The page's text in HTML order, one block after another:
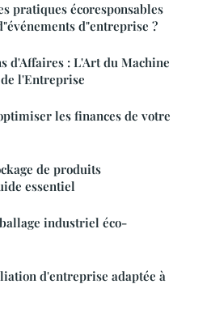
pratiques écoresponsables
d"entreprise ?
d'Affaires : L'Art du Machine
l'Entreprise
les finances de votre
de produits
essentiel
industriel éco-
d'entreprise adaptée à